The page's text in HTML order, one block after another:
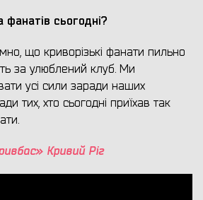
фанатів сьогодні?
що криворізькі фанати пильно
за улюблений клуб. Ми
усі сили заради наших
тих, хто сьогодні приїхав так
Кривий Ріг